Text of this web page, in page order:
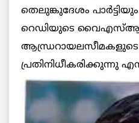
തെലുങ്കുദേശം
റെഡിയുടെ
ആന്ധ്രറായലസീമകളുടെ
പ്രതിനിധീകരിക്കുന്നു